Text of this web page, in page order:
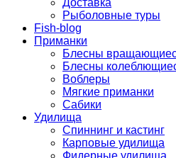
Доставка
Рыболовные туры
Fish-blog
Приманки
Блесны
Блесны
Воблеры
Мягкие приманки
Сабики
Удилища
Спиннинг и кастинг
Карповые удилища
Фидерные удилища